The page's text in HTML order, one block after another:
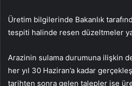
Üretim bilgilerinde Bakanlık
tespiti halinde resen düzeltmeler
Arazinin sulama durumuna ilişkin
her yıl 30 Haziran’a kadar
tarihten sonra gelen talepler ise